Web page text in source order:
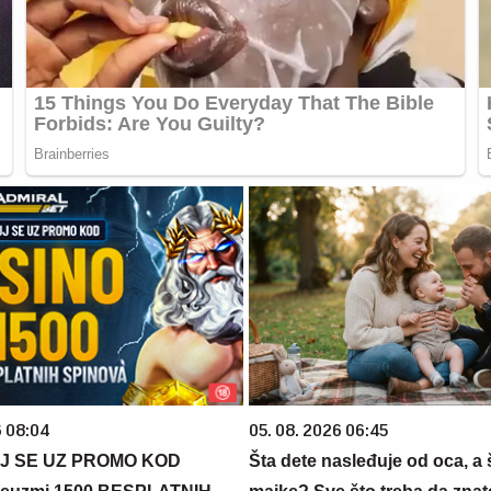
08:04
SE UZ PROMO KOD
05. 08. 2026 06:45
Šta dete nasleđuje od oca, a